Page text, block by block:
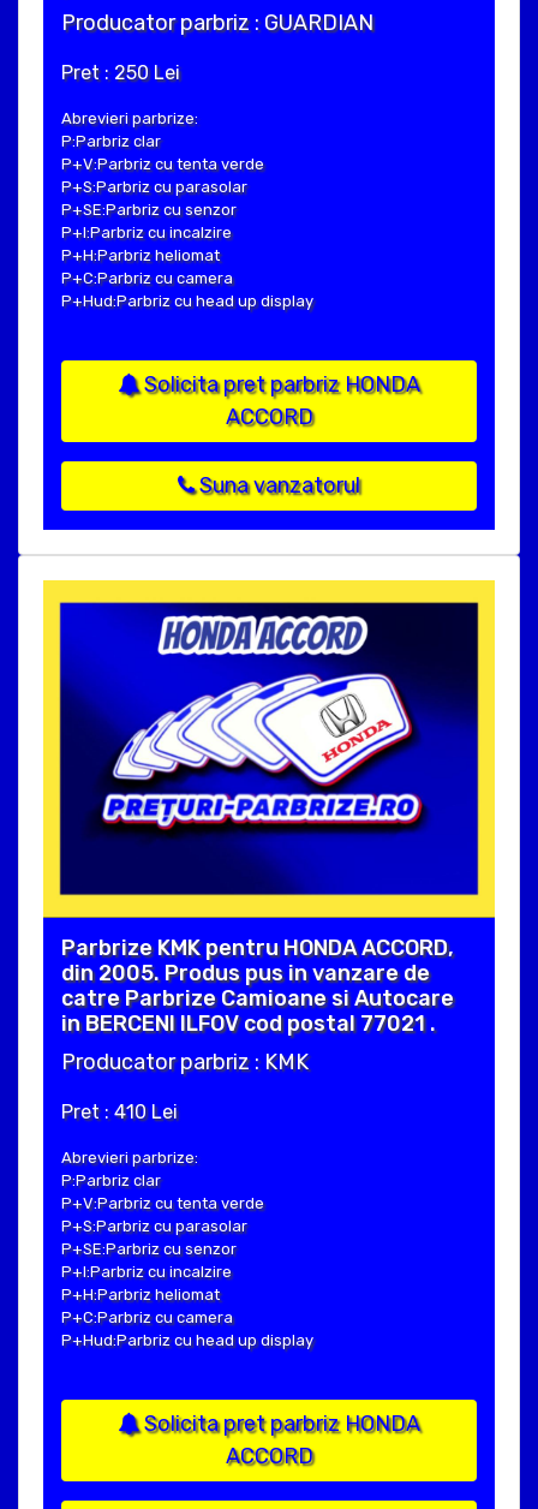
Producator parbriz : GUARDIAN
Pret : 250 Lei
Abrevieri parbrize:
P:Parbriz clar
P+V:Parbriz cu tenta verde
P+S:Parbriz cu parasolar
P+SE:Parbriz cu senzor
P+I:Parbriz cu incalzire
P+H:Parbriz heliomat
P+C:Parbriz cu camera
P+Hud:Parbriz cu head up display
Solicita pret parbriz HONDA
ACCORD
Suna vanzatorul
Parbrize KMK pentru HONDA ACCORD,
din 2005. Produs pus in vanzare de
catre Parbrize Camioane si Autocare
in BERCENI ILFOV cod postal 77021 .
Producator parbriz : KMK
Pret : 410 Lei
Abrevieri parbrize:
P:Parbriz clar
P+V:Parbriz cu tenta verde
P+S:Parbriz cu parasolar
P+SE:Parbriz cu senzor
P+I:Parbriz cu incalzire
P+H:Parbriz heliomat
P+C:Parbriz cu camera
P+Hud:Parbriz cu head up display
Solicita pret parbriz HONDA
ACCORD